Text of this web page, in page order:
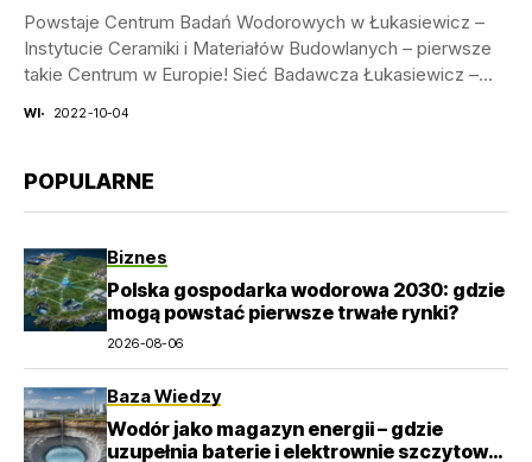
Powstaje Centrum Badań Wodorowych w Łukasiewicz –
Instytucie Ceramiki i Materiałów Budowlanych – pierwsze
takie Centrum w Europie! Sieć Badawcza Łukasiewicz –
WI 2022-10-04
POPULARNE
Biznes
Polska gospodarka wodorowa 2030: gdzie
mogą powstać pierwsze trwałe rynki?
2026-08-06
Baza Wiedzy
Wodór jako magazyn energii – gdzie
uzupełnia baterie i elektrownie szczytowo-